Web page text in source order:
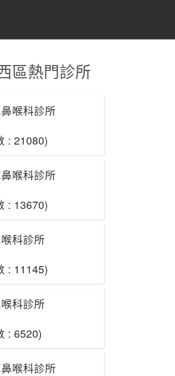
區熱門診所
喉科診所
: 21080)
喉科診所
: 13670)
科診所
: 11145)
科診所
: 6520)
喉科診所